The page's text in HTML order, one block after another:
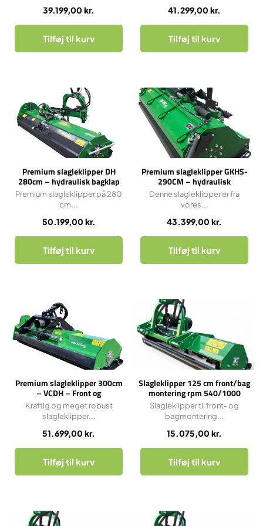
39.199,00 kr.
Tilføj til kurv
41.299,00 kr.
Tilføj til kurv
Premium slagleklipper DH
280cm – hydraulisk bagklap
50.199,00 kr.
Premium slagleklipper på 280
cm...
Tilføj til kurv
Premium slagleklipper GKHS-
290CM – hydraulisk
sideforskydning
43.399,00 kr.
Denne slagleklipper er fra
vores...
Tilføj til kurv
Premium slagleklipper 300cm
– VCDH – Front og
bagmontering – 1000 RPM
51.699,00 kr.
Kraftig og meget robust
slagleklipper...
Tilføj til kurv
Slagleklipper 125 cm front/bag
montering rpm 540/1000
15.075,00 kr.
Slagleklipper til front- og
bagmontering...
Tilføj til kurv